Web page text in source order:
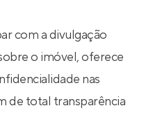
com a divulgação
o imóvel, oferece
nas
de total transparência